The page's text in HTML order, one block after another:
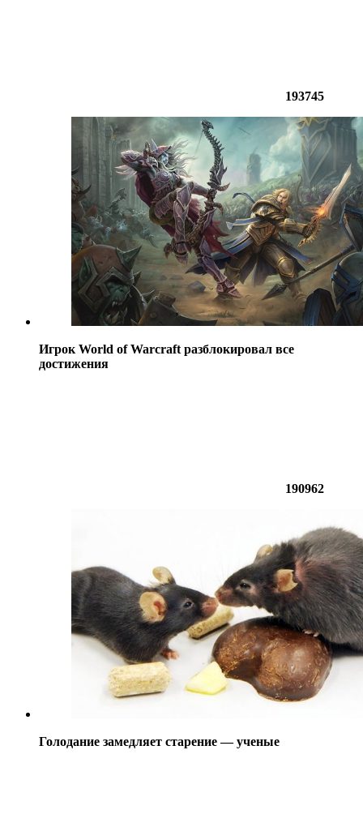
193745
Игрок World of Warcraft разблокировал все
достижения
190962
Голодание замедляет старение — ученые